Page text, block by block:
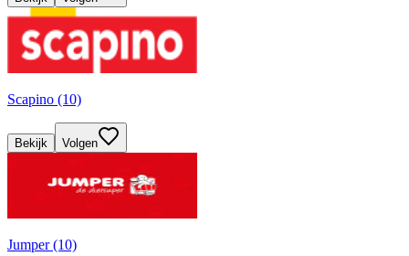
Scapino (10)
Bekijk Volgen
Jumper (10)